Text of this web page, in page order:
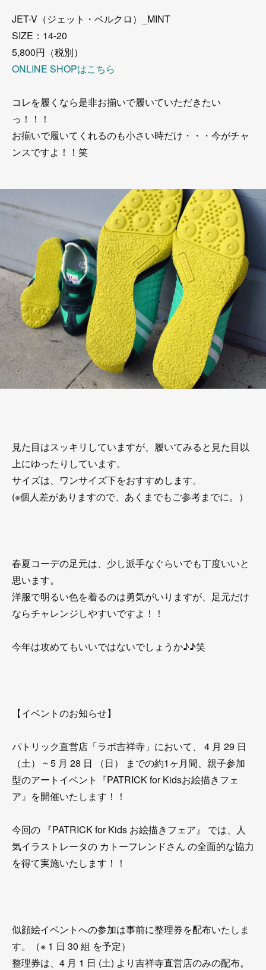
JET-V（ジェット・ベルクロ）_MINT
SIZE：14-20
5,800円（税別）
ONLINE SHOPはこちら
コレを履くなら是非お揃いで履いていただきたい
っ！！！
お揃いで履いてくれるのも小さい時だけ・・・今がチャ
ンスですよ！！笑
見た目はスッキリしていますが、履いてみると見た目以
上にゆったりしています。
サイズは、ワンサイズ下をおすすめします。
(※個人差がありますので、あくまでもご参考までに。）
春夏コーデの足元は、少し派手なぐらいでも丁度いいと
思います。
洋服で明るい色を着るのは勇気がいりますが、足元だけ
ならチャレンジしやすいですよ！！
今年は攻めてもいいではないでしょうか♪♪笑
【イベントのお知らせ】
パトリック直営店「ラボ吉祥寺」において、 4 月 29 日
（土） ~ 5 月 28 日 （日） までの約1ヶ月間、親子参加
型のアートイベント『PATRICK for Kidsお絵描きフェ
ア』を開催いたします！！
今回の 『PATRICK for Kids お絵描きフェア』 では、人
気イラストレータの カトーフレンドさん の全面的な協力
を得て実施いたします！！
似顔絵イベントへの参加は事前に整理券を配布いたしま
す。（※ 1 日 30 組 を予定）
整理券は、4 月 1 日 (土) より吉祥寺直営店のみの配布。